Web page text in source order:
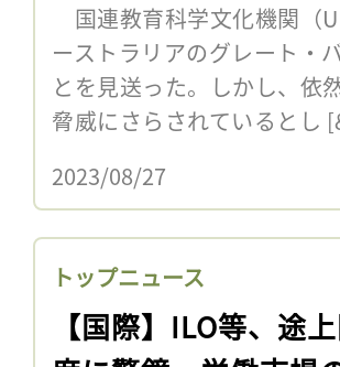
国連教育科学文化機関（
ーストラリアのグレート・
とを見送った。しかし、依
脅威にさらされているとし
2023/08/27
トップニュース
【国際】ILO等、途